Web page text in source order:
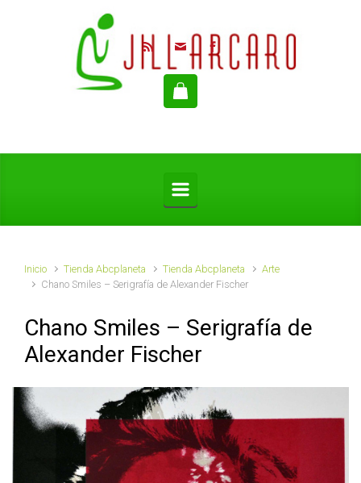
Saltar al contenido principal
Inicio Tienda Abcplaneta Tienda Abcplaneta
Arte
Chano Smiles – Serigrafía de Alexander Fischer
Chano Smiles – Serigrafía de
Alexander Fischer